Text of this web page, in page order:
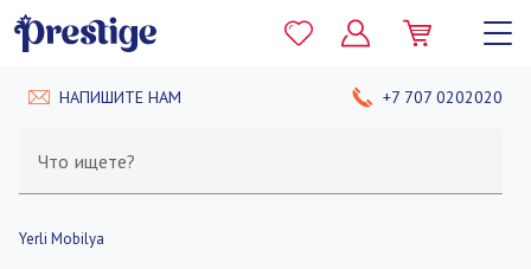
НАПИШИТЕ НАМ +7 707 0202020
Что ищете?
Yerli Mobilya